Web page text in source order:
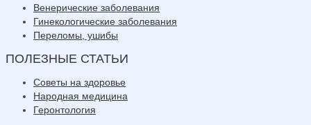
Венерические заболевания
Гинекологические заболевания
Переломы, ушибы
ПОЛЕЗНЫЕ СТАТЬИ
Советы на здоровье
Народная медицина
Геронтология